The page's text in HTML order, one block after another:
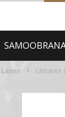
Laseri Umarex